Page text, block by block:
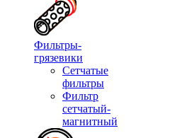
Фильтры-
грязевики
Сетчатые
фильтры
Фильтр
сетчатый-
магнитный